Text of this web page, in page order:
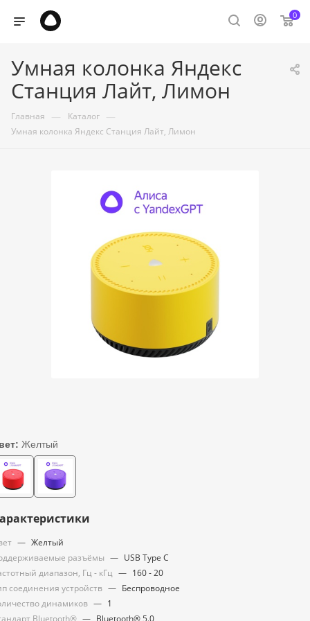
0
Умная колонка Яндекс
Станция Лайт, Лимон
Главная — Каталог —
Умная колонка Яндекс Станция Лайт, Лимон
Желтый
— Желтый
разъёмы — USB Type C
диапазон, Гц - кГц — 160 - 20
соединения устройств — Беспроводное
динамиков — 1
Bluetooth® — Bluetooth® 5.0